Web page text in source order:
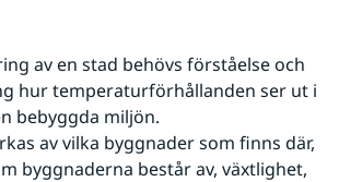
av en stad behövs förståelse och
hur temperaturförhållanden ser ut i
bebyggda miljön.
av vilka byggnader som finns där,
byggnaderna består av, växtlighet,